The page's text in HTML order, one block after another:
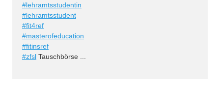
#lehramtsstudentin
#lehramtsstudent
#fit4ref
#masterofeducation
#fitinsref
#zfsl Tauschbörse ...